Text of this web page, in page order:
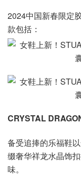
2024中国新春限定
款包括：
CRYSTAL
备受追捧的乐福鞋
缀奢华祥龙水晶饰
味。